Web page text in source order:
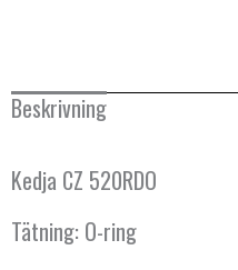
länkar
mängd
Beskrivning
Kedja CZ 520RDO
Tätning: O-ring